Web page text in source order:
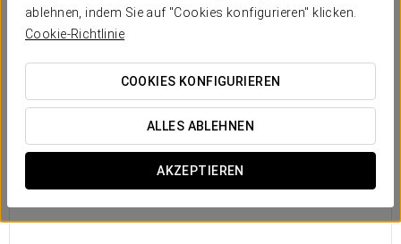
ablehnen, indem Sie auf "Cookies konfigurieren" klicken.
Cookie-Richtlinie
COOKIES KONFIGURIEREN
ALLES ABLEHNEN
AKZEPTIEREN
eine ideale Lage nahe des Flusses, die ihr in der Vergangenheit
zu großem kommerziellen Erfolg verholfen hat. All das hat in
einer solch wunderschönen Stadt Spuren hinterlassen.